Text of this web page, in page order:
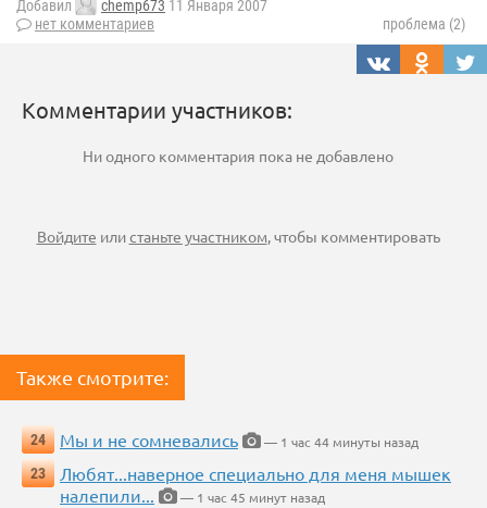
Добавил chemp673 11 Января 2007
нет комментариев
проблема (2)
Комментарии участников:
Ни одного комментария пока не добавлено
Войдите илистаньте участником, чтобы комментировать
Также смотрите:
24 Мы и не сомневались
— 1 час 44 минуты назад
23
Любят...наверное специально для меня мышек
налепили...
— 1 час 45 минут назад